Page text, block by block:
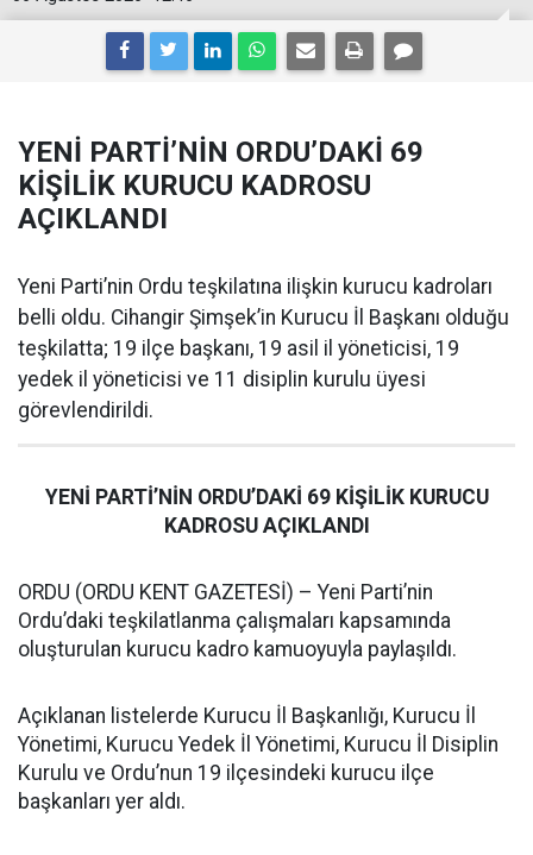
YENİ PARTİ’NİN ORDU’DAKİ 69
KİŞİLİK KURUCU KADROSU
AÇIKLANDI
Yeni Parti’nin Ordu teşkilatına ilişkin kurucu kadroları
belli oldu. Cihangir Şimşek’in Kurucu İl Başkanı olduğu
teşkilatta; 19 ilçe başkanı, 19 asil il yöneticisi, 19
yedek il yöneticisi ve 11 disiplin kurulu üyesi
görevlendirildi.
YENİ PARTİ’NİN ORDU’DAKİ 69 KİŞİLİK KURUCU
KADROSU AÇIKLANDI
ORDU (ORDU KENT GAZETESİ) – Yeni Parti’nin
Ordu’daki teşkilatlanma çalışmaları kapsamında
oluşturulan kurucu kadro kamuoyuyla paylaşıldı.
Açıklanan listelerde Kurucu İl Başkanlığı, Kurucu İl
Yönetimi, Kurucu Yedek İl Yönetimi, Kurucu İl Disiplin
Kurulu ve Ordu’nun 19 ilçesindeki kurucu ilçe
başkanları yer aldı.